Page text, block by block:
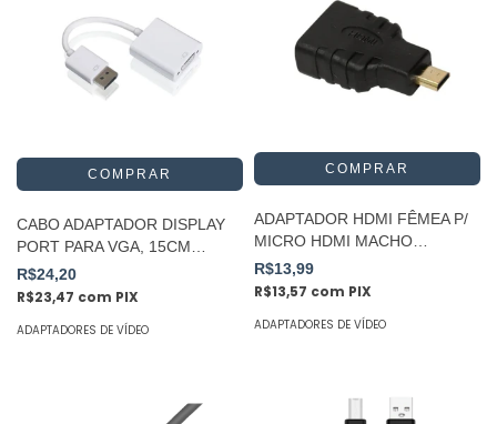
CABO ADAPTADOR DISPLAY
PORT PARA VGA, 15CM
ADAP0044
R$24,20
R$23,47 com PIX
ADAPTADORES DE VÍDEO
ADAPTADOR HDMI FÊMEA P/
MICRO HDMI MACHO
ADAP0021
R$13,99
R$13,57 com PIX
ADAPTADORES DE VÍDEO